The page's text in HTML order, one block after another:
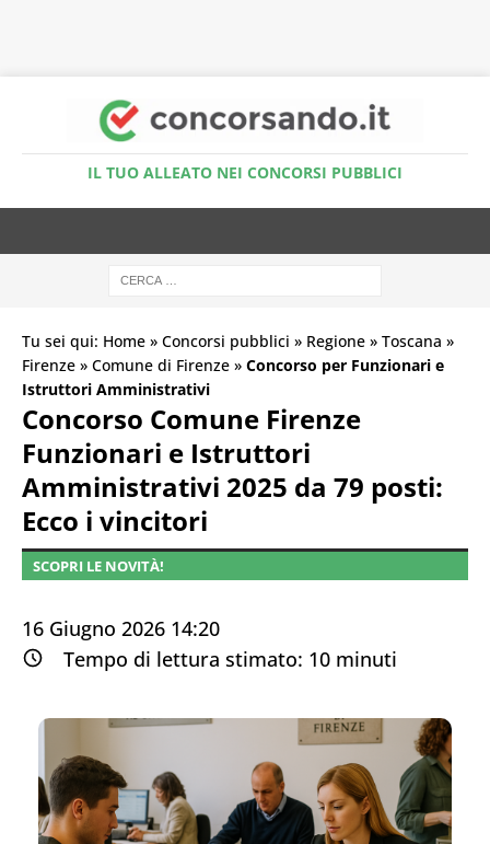
IL TUO ALLEATO NEI CONCORSI PUBBLICI
Tu sei qui: Home » Concorsi pubblici » Regione » Toscana »
Firenze » Comune di Firenze » Concorso per Funzionari e
Istruttori Amministrativi
Concorso Comune Firenze
Funzionari e Istruttori
Amministrativi 2025 da 79 posti:
Ecco i vincitori
SCOPRI LE NOVITÀ!
16 Giugno 2026 14:20
Tempo di lettura stimato: 10 minuti